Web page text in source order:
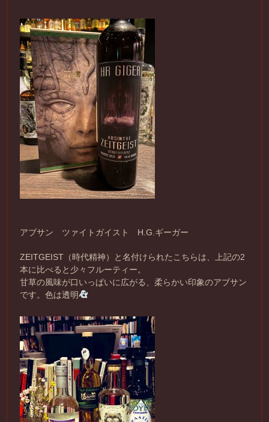
アブサン ツァイトガイスト H.G.ギーガー
ZEITGEIST（時代精神）と名付けられたこちらは、上記の2
本に比べると少々フルーティー。
甘草の風味が口いっぱいに広がる、柔らかい印象のアブサン
です。色は透明